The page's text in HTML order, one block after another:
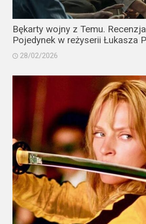
Bękarty wojny z Temu.
Pojedynek w reżyserii Łukasza
28/02/2026